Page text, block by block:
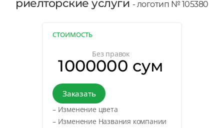
риелторские услуги - логотип № 105380
СТОИМОСТЬ
Без правок
1000000 сум
Заказать
– Изменение цвета
– Изменение Названия компании